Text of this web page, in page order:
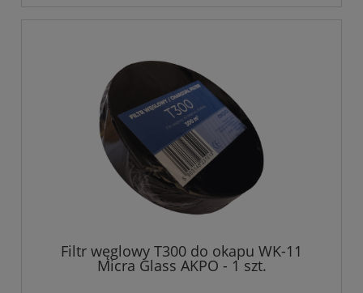
Filtr węglowy T300 do okapu WK-11
Micra Glass AKPO - 1 szt.